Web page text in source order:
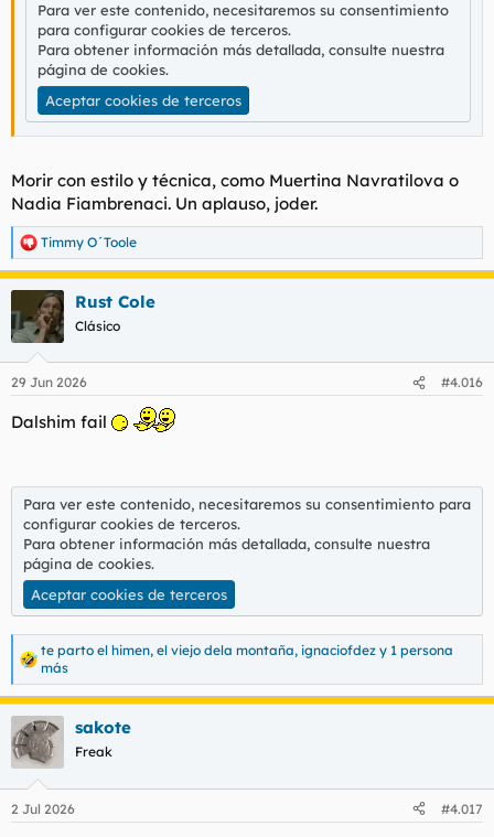
Para ver este contenido, necesitaremos su consentimiento
para configurar cookies de terceros.
Para obtener información más detallada, consulte nuestra
página de cookies.
Aceptar cookies de terceros
Morir con estilo y técnica, como Muertina Navratilova o
Nadia Fiambrenaci. Un aplauso, joder.
R
e
a
c
i
e
:
Timmy O´Toole
Rust Cole
Clásico
29 Jun 2026 #4.016
Dalshim fail
Para ver este contenido, necesitaremos su consentimiento para
configurar cookies de terceros.
Para obtener información más detallada, consulte nuestra
página de cookies.
Aceptar cookies de terceros
R
e
a
c
c
i
o
n
e
s
te parto el himen, el viejo dela montaña, ignaciofdez y 1 persona
más
sakote
Freak
2 Jul 2026 #4.017